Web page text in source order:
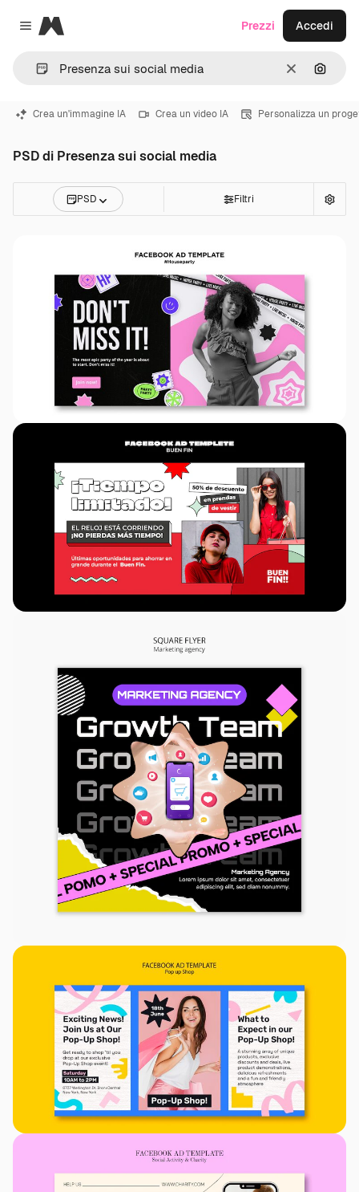
Close menu
Magnific
CancellaCerca
Prezzi Accedi
Crea un'immagine IA Crea un video IA Personalizza un
PSD di Presenza sui social media
PSD Filtri